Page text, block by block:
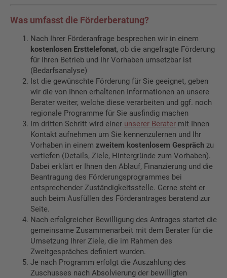
Was umfasst die Förderberatung?
Nach Ihrer Förderanfrage besprechen wir in einem
kostenlosen Ersttelefonat, ob die angefragte Förderung
für Ihren Betrieb und Ihr Vorhaben umsetzbar ist
(Bedarfsanalyse)
Ist die gewünschte Förderung für Sie geeignet, geben
wir die von Ihnen erhaltenen Informationen an unsere
Berater weiter, welche diese verarbeiten und ggf. noch
regionale Programme für Sie ausfindig machen
Im dritten Schritt wird einer unserer Berater mit Ihnen
Kontakt aufnehmen um Sie kennenzulernen und Ihr
Vorhaben in einem zweitem kostenlosem Gespräch zu
vertiefen (Details, Ziele, Hintergründe zum Vorhaben).
Dabei erklärt er Ihnen den Ablauf, Finanzierung und die
Beantragung des Förderungsprogrammes bei
entsprechender Zuständigkeitsstelle. Gerne steht er
auch beim Ausfüllen des Förderantrages beratend zur
Seite.
Nach erfolgreicher Bewilligung des Antrages startet die
gemeinsame Zusammenarbeit mit dem Berater für die
Umsetzung Ihrer Ziele, die im Rahmen des
Zweitgespräches definiert wurden.
Je nach Programm erfolgt die Auszahlung des
Zuschusses nach Absolvierung der bewilligten